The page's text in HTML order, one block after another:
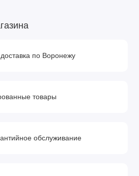
по Воронежу
товары
обслуживание